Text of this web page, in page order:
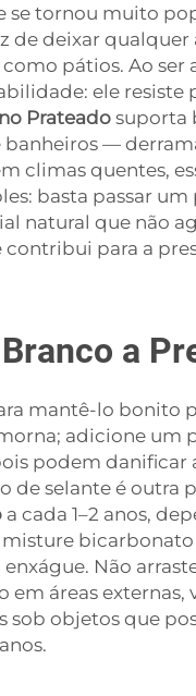
tornou muito
de deixar
pátios. Ao
ele
Prateadosuporta
—
climas quentes,
basta passar
natural que não
para a
a
mantê-lo bonito
adicione um
podem
de selante é
a cada 1–2 anos,
Não
áreas
objetos que